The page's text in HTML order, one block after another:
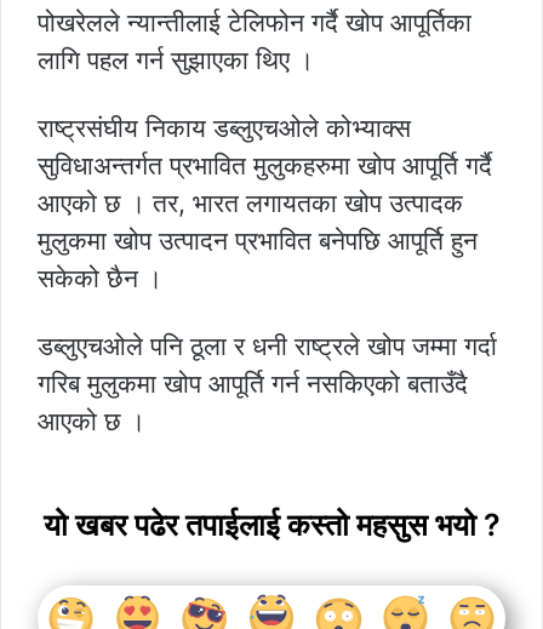
पोखरेलले न्यान्तीलाई टेलिफोन गर्दै खोप आपूर्तिका
लागि पहल गर्न सुझाएका थिए ।
राष्ट्रसंघीय निकाय डब्लुएचओले कोभ्याक्स
सुविधाअन्तर्गत प्रभावित मुलुकहरुमा खोप आपूर्ति गर्दै
आएको छ । तर, भारत लगायतका खोप उत्पादक
मुलुकमा खोप उत्पादन प्रभावित बनेपछि आपूर्ति हुन
सकेको छैन ।
डब्लुएचओले पनि ठूला र धनी राष्ट्रले खोप जम्मा गर्दा
गरिब मुलुकमा खोप आपूर्ति गर्न नसकिएको बताउँदै
आएको छ ।
यो खबर पढेर तपाईलाई कस्तो महसुस भयो ?